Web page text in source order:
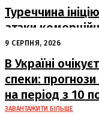
Туреччина
атаки
морі
9 СЕРПНЯ, 2026
В Україні
спеки:
на період з 10
ЗАВАНТАЖИТИ БІЛЬШЕ